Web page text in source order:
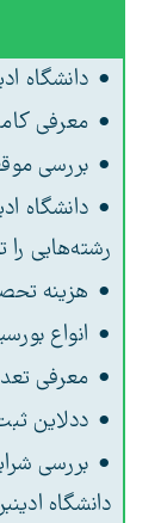
دانشگاه
معرفی
بررسی
دانشگاه
رشته‌هایی
هزینه
انواع
معرفی
ددلاین
بررسی
دانشگاه